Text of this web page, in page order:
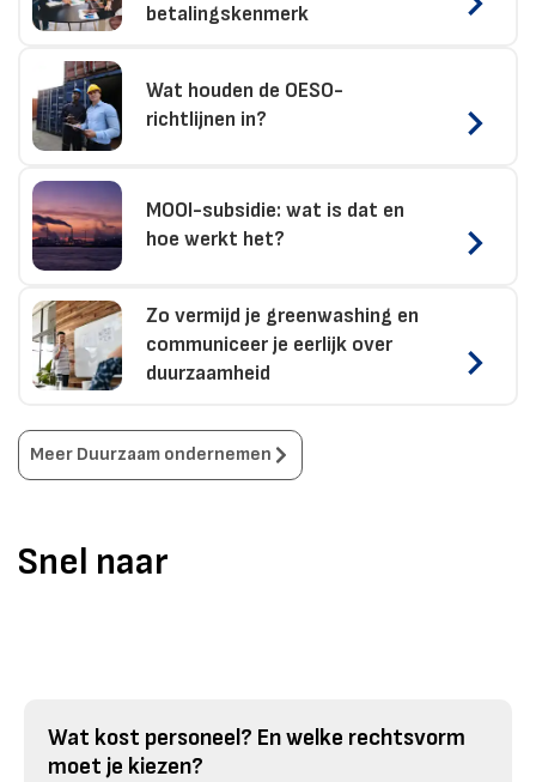
betalingskenmerk
Wat houden de OESO-
richtlijnen in?
MOOI-subsidie: wat is dat en
hoe werkt het?
Zo vermijd je greenwashing en
communiceer je eerlijk over
duurzaamheid
Meer Duurzaam ondernemen
Snel naar
Wat kost personeel? En welke rechtsvorm
moet je kiezen?